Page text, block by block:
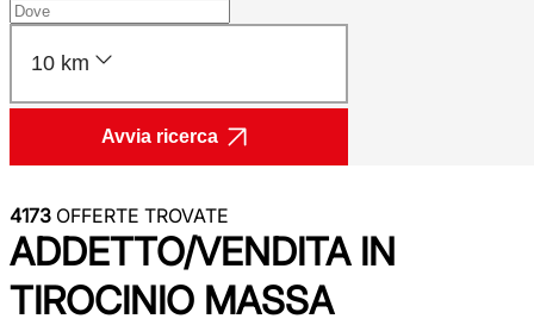
10 km
Avvia ricerca
4173 OFFERTE TROVATE
ADDETTO/VENDITA IN
TIROCINIO MASSA